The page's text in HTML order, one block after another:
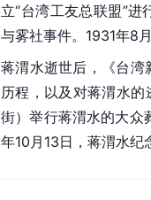
立“台湾工友总联盟”
与雾社事件。1931年8
蒋渭水逝世后，《台湾
历程，以及对蒋渭水
街）举行蒋渭水的大众
年10月13日，蒋渭水